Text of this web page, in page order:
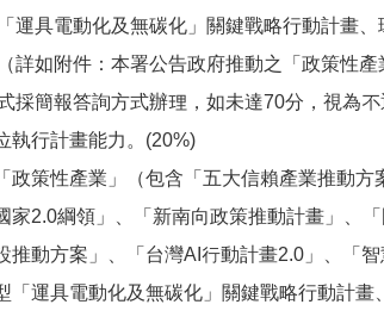
運具電動化及無碳化」關鍵戰略行動計畫
詳如附件：本署公告政府推動之「政策性產
採簡報答詢方式辦理，如未達70分，視為不
執行計畫能力。(20%)
政策性產業」（包含「五大信賴產業推動方
家2.0綱領」、「新南向政策推動計畫」、
推動方案」、「台灣AI行動計畫2.0」、「
「運具電動化及無碳化」關鍵戰略行動計